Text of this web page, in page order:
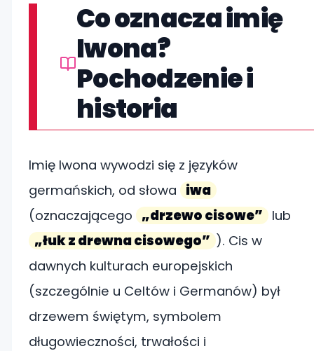
Co oznacza imię
Iwona?
Pochodzenie i
historia
Imię Iwona wywodzi się z języków
germańskich, od słowa iwa
(oznaczającego „drzewo cisowe” lub
„łuk z drewna cisowego” ). Cis w
dawnych kulturach europejskich
(szczególnie u Celtów i Germanów) był
drzewem świętym, symbolem
długowieczności, trwałości i